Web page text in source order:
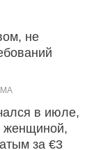
не
в июле,
женщиной,
за €3